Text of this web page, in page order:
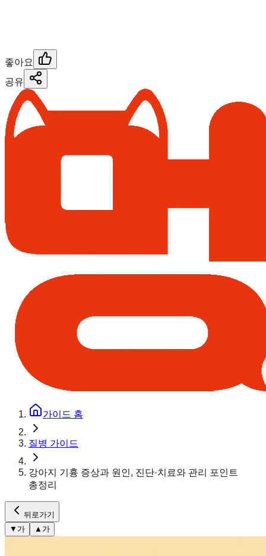
좋아요
공유
가이드 홈
질병 가이드
강아지 기흉 증상과 원인, 진단·치료와 관리 포인트
총정리
뒤로가기
▼ 가 ▲ 가